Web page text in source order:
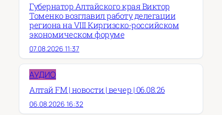
Губернатор Алтайского края Виктор
Томенко возглавил работу делегации
региона на VIII Киргизско-российском
экономическом форуме
07.08.2026 11:37
АУДИО
Алтай FM | новости | вечер | 06.08.26
06.08.2026 16:32